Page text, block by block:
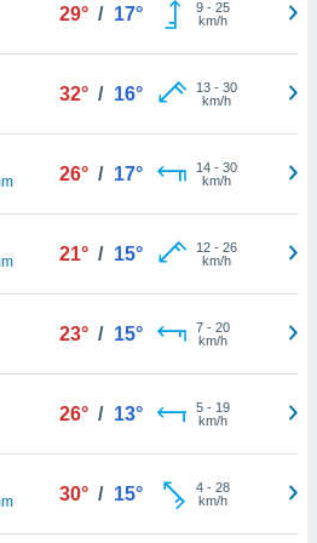
29° / 17° 9- 25
km/h
32° / 16° 13- 30
km/h
26° / 17° 14- 30
km/h
21° / 15° 12- 26
km/h
23° / 15° 7- 20
km/h
26° / 13° 5- 19
km/h
30° / 15° 4- 28
km/h